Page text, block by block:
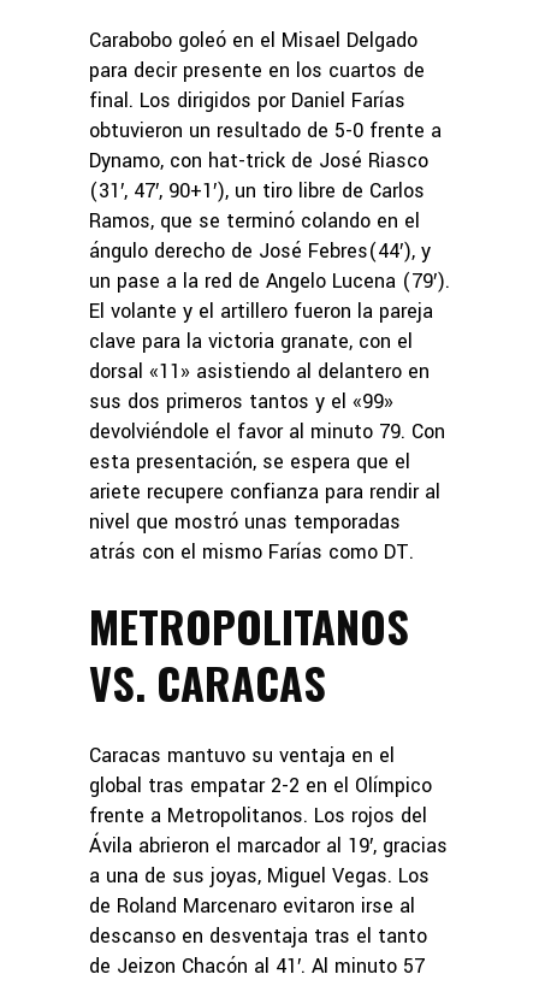
Carabobo goleó en el Misael Delgado
para decir presente en los cuartos de
final. Los dirigidos por Daniel Farías
obtuvieron un resultado de 5-0 frente a
Dynamo, con hat-trick de José Riasco
(31′, 47′, 90+1′), un tiro libre de Carlos
Ramos, que se terminó colando en el
ángulo derecho de José Febres(44′), y
un pase a la red de Angelo Lucena (79′).
El volante y el artillero fueron la pareja
clave para la victoria granate, con el
dorsal «11» asistiendo al delantero en
sus dos primeros tantos y el «99»
devolviéndole el favor al minuto 79. Con
esta presentación, se espera que el
ariete recupere confianza para rendir al
nivel que mostró unas temporadas
atrás con el mismo Farías como DT.
METROPOLITANOS
VS. CARACAS
Caracas mantuvo su ventaja en el
global tras empatar 2-2 en el Olímpico
frente a Metropolitanos. Los rojos del
Ávila abrieron el marcador al 19′, gracias
a una de sus joyas, Miguel Vegas. Los
de Roland Marcenaro evitaron irse al
descanso en desventaja tras el tanto
de Jeizon Chacón al 41′. Al minuto 57